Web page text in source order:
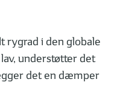
rygrad i den globale
understøtter det
det en dæmper